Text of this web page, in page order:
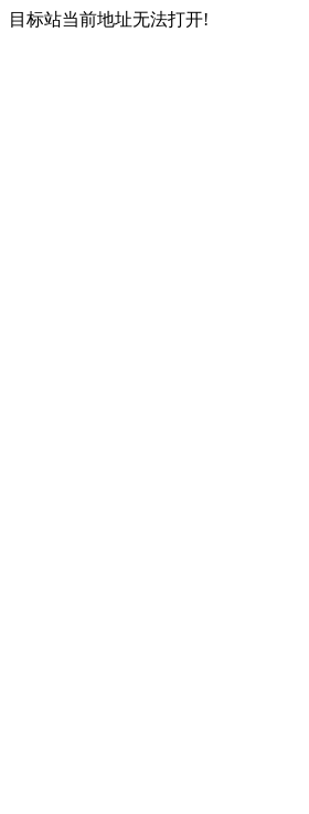
目标站当前地址无法打开!